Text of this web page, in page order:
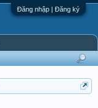
Đăng nhập | Đăng ký